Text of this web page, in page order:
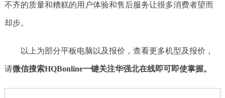
不齐的质量和糟糕的用户体验和售后服务让很多消费者望而
却步。
以上为部分平板电脑以及报价，查看更多机型及报价，
请微信搜索HQBonline一键关注华强北在线即可即使掌握。